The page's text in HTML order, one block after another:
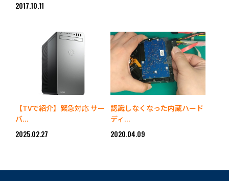
2017.10.11
【TVで紹介】緊急対応 サー
バ...
2025.02.27
認識しなくなった内蔵ハード
ディ...
2020.04.09